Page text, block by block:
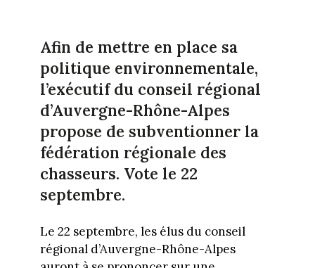
Afin de mettre en place sa
politique environnementale,
l’exécutif du conseil régional
d’Auvergne-Rhône-Alpes
propose de subventionner la
fédération régionale des
chasseurs. Vote le 22
septembre.
Le 22 septembre, les élus du conseil
régional d’Auvergne-Rhône-Alpes